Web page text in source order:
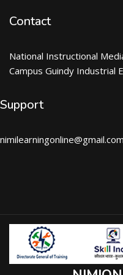
Contact
National Instructional
Campus Guindy Industrial
Support
nimilearningonline@gmail.com